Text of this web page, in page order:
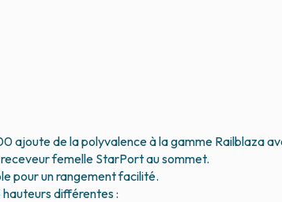
ajoute de la polyvalence à la gamme Railblaza
receveur femelle StarPort au sommet.
pour un rangement facilité.
différentes :